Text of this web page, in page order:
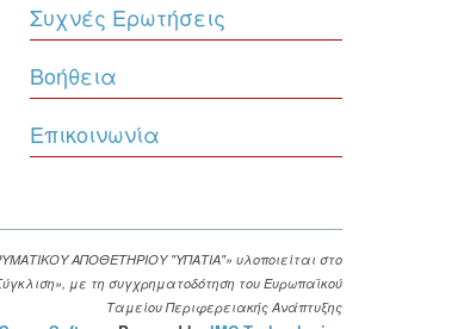
Συχνές Ερωτήσεις
Βοήθεια
Επικοινωνία
ΑΠΟΘΕΤΗΡΙΟΥ "ΥΠΑΤΙΑ"» υλοποιείται στο
με τη συγχρηματοδότηση του Ευρωπαϊκού
Ταμείου Περιφερειακής Ανάπτυξης